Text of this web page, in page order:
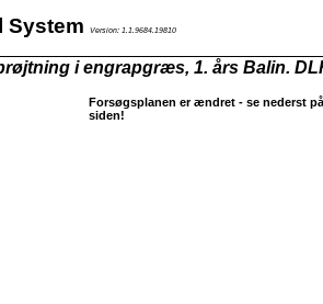
System Version: 1.1.9684.19810
i engrapgræs, 1. års Balin.
Forsøgsplanen er ændret - se nederst på
siden!